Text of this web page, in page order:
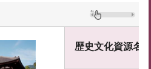
歴史文化資源名